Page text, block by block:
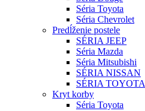
Séria Toyota
Séria Chevrolet
Predĺženie postele
SÉRIA JEEP
Séria Mazda
Séria Mitsubishi
SÉRIA NISSAN
SÉRIA TOYOTA
Kryt korby
Séria Toyota